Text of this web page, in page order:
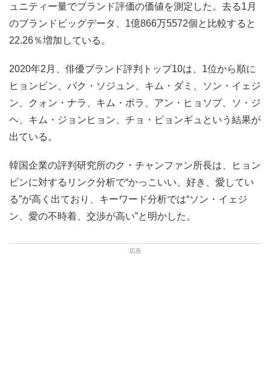
ュニティー量でブランド評価の価値を測定した。去る1月
のブランドビッグデータ、1億866万5572個と比較すると
22.26％増加している。
2020年2月、俳優ブランド評判トップ10は、1位から順に
ヒョンビン、パク・ソジュン、キム・ダミ、ソン・イェジ
ン、クォン・ナラ、キム・ボラ、アン・ヒョソプ、ソ・ジ
ヘ、キム・ジョンヒョン、チョ・ビョンギュという結果が
出ている。
韓国企業の評判研究所のク・チャンファン所長は、ヒョン
ビンに対するリンク分析で“かっこいい、好き、愛してい
る”が高く出ており、キーワード分析では“ソン・イェジ
ン、愛の不時着、交渉が高い”と明かした。